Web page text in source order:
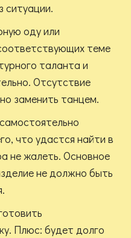
ситуации.
оду или
теме
таланта и
Отсутствие
заменить танцем.
что удастся найти в
не жалеть. Основное
не должно быть
Плюс: будет долго